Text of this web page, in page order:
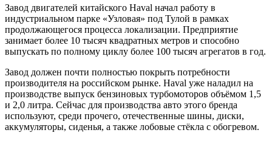
Завод двигателей китайского Haval начал работу в
индустриальном парке «Узловая» под Тулой в рамках
продолжающегося процесса локализации. Предприятие
занимает более 10 тысяч квадратных метров и способно
выпускать по полному циклу более 100 тысяч агрегатов в год.
Завод должен почти полностью покрыть потребности
производителя на российском рынке. Haval уже наладил на
производстве выпуск бензиновых турбомоторов объёмом 1,5
и 2,0 литра. Сейчас для производства авто этого бренда
используют, среди прочего, отечественные шины, диски,
аккумуляторы, сиденья, а также лобовые стёкла с обогревом.